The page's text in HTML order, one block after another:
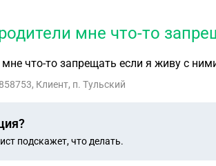
мне что-то
что-то запрещать если я живу с
Клиент, п. Тульский
подскажет, что делать.